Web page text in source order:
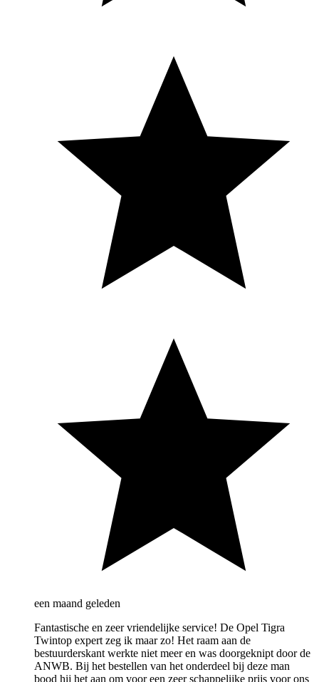
een maand geleden
Fantastische en zeer vriendelijke service! De Opel Tigra
Twintop expert zeg ik maar zo! Het raam aan de
bestuurderskant werkte niet meer en was doorgeknipt door de
ANWB. Bij het bestellen van het onderdeel bij deze man
bood hij het aan om voor een zeer schappelijke prijs voor ons